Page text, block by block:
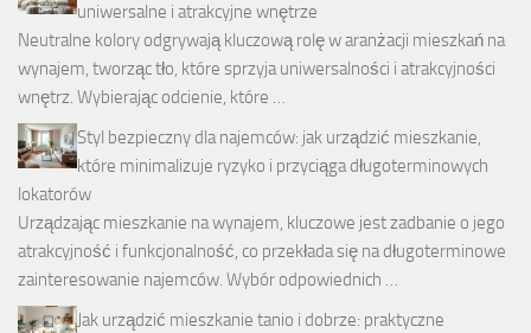
uniwersalne i atrakcyjne wnętrze
Neutralne kolory odgrywają kluczową rolę w aranżacji mieszkań na
wynajem, tworząc tło, które sprzyja uniwersalności i atrakcyjności
wnętrz. Wybierając odcienie, które …
Styl bezpieczny dla najemców: jak urządzić mieszkanie,
które minimalizuje ryzyko i przyciąga długoterminowych
lokatorów
Urządzając mieszkanie na wynajem, kluczowe jest zadbanie o jego
atrakcyjność i funkcjonalność, co przekłada się na długoterminowe
zainteresowanie najemców. Wybór odpowiednich …
Jak urządzić mieszkanie tanio i dobrze: praktyczne